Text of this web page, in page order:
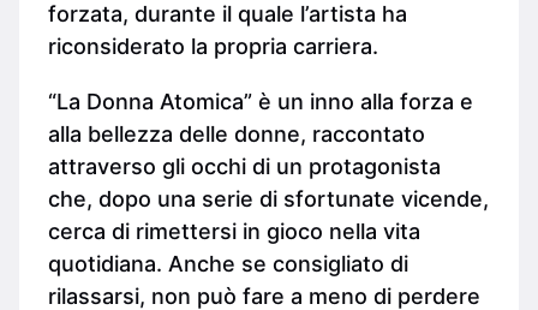
forzata, durante il quale l’artista ha
riconsiderato la propria carriera.
“La Donna Atomica” è un inno alla forza e
alla bellezza delle donne, raccontato
attraverso gli occhi di un protagonista
che, dopo una serie di sfortunate vicende,
cerca di rimettersi in gioco nella vita
quotidiana. Anche se consigliato di
rilassarsi, non può fare a meno di perdere